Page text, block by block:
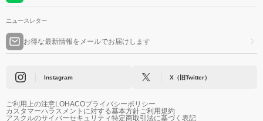
ニュースレター
お得な最新情報をメールでお届けします
Instagram X（旧Twitter）
ご利用上の注意LOHACOプライバシーポリシー
カスタマーハラスメントに対する基本方針ご利用規約
アスクルのサイバーセキュリティ特定商取引法に基づく表記